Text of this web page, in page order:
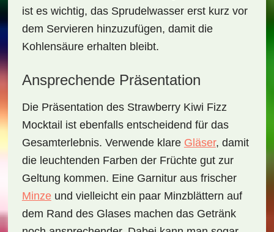
ist es wichtig, das Sprudelwasser erst kurz vor
dem Servieren hinzuzufügen, damit die
Kohlensäure erhalten bleibt.
Ansprechende Präsentation
Die Präsentation des Strawberry Kiwi Fizz
Mocktail ist ebenfalls entscheidend für das
Gesamterlebnis. Verwende klare Gläser, damit
die leuchtenden Farben der Früchte gut zur
Geltung kommen. Eine Garnitur aus frischer
Minzeund vielleicht ein paar Minzblättern auf
dem Rand des Glases machen das Getränk